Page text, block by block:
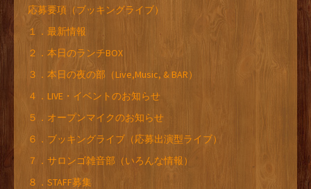
応募要項（ブッキングライブ）
１．最新情報
２．本日のランチBOX
３．本日の夜の部（Live,Music, & BAR）
４．LIVE・イベントのお知らせ
５．オープンマイクのお知らせ
６．ブッキングライブ（応募出演型ライブ）
７．サロンゴ雑音部（いろんな情報）
８．STAFF募集